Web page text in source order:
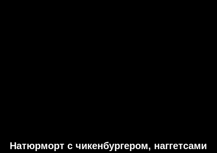
Натюрморт с чикенбургером, наггетсами